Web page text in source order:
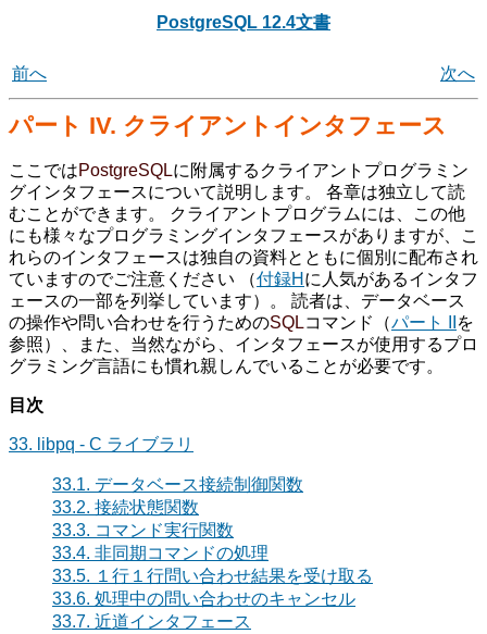
PostgreSQL 12.4文書
前へ 次へ
パート IV. クライアントインタフェース
ここではPostgreSQLに附属するクライアントプログラミン
グインタフェースについて説明します。 各章は独立して読
むことができます。 クライアントプログラムには、この他
にも様々なプログラミングインタフェースがありますが、こ
れらのインタフェースは独自の資料とともに個別に配布され
ていますのでご注意ください （付録H に人気があるインタフ
ェースの一部を列挙しています）。 読者は、データベース
の操作や問い合わせを行うためのSQLコマンド（パート II
を
参照）、また、当然ながら、インタフェースが使用するプロ
グラミング言語にも慣れ親しんでいることが必要です。
目次
33. libpq - C ライブラリ
33.1. データベース接続制御関数
33.2. 接続状態関数
33.3. コマンド実行関数
33.4. 非同期コマンドの処理
33.5. １行１行問い合わせ結果を受け取る
33.6. 処理中の問い合わせのキャンセル
33.7. 近道インタフェース